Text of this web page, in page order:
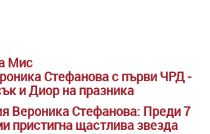
Мис
Стефанова с първи ЧРД -
и Диор на празника
Вероника Стефанова: Преди 7
пристигна щастлива звезда